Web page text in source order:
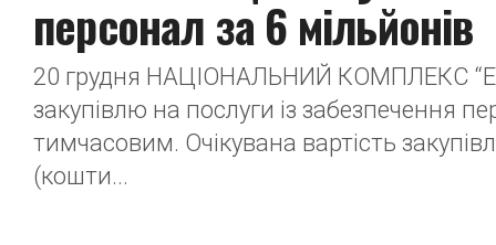
персонал за 6 мільйонів
20 грудня НАЦІОНАЛЬНИЙ КОМПЛЕКС
закупівлю на послуги із забезпечення
тимчасовим. Очікувана вартість
(кошти...